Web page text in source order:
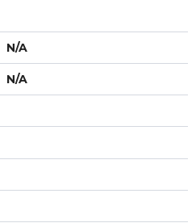
N/A
N/A